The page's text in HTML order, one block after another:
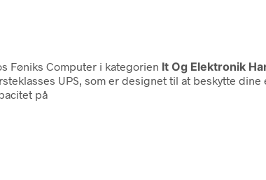
Føniks Computer i kategorien It Og Elektronik
UPS, som er designet til at beskytte
på